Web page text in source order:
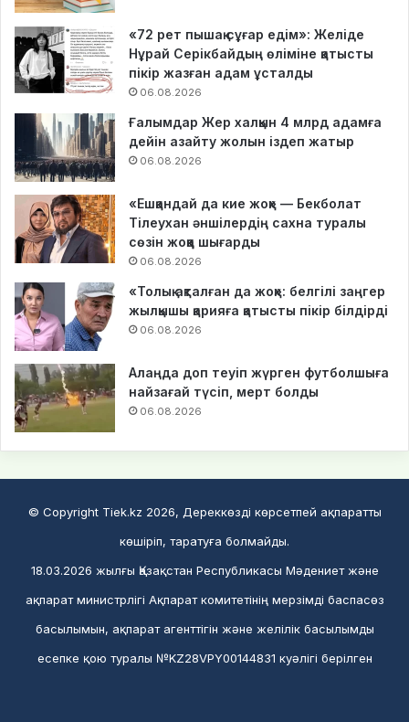
«72 рет пышақ сұғар едім»: Желіде
Нұрай Серікбайдың өліміне қатысты
пікір жазған адам ұсталды
06.08.2026
Ғалымдар Жер халқын 4 млрд адамға
дейін азайту жолын іздеп жатыр
06.08.2026
«Ешқандай да кие жоқ» — Бекболат
Тілеухан әншілердің сахна туралы
сөзін жоққа шығарды
06.08.2026
«Толық ақталған да жоқ»: белгілі заңгер
жылқышы қарияға қатысты пікір білдірді
06.08.2026
Алаңда доп теуіп жүрген футболшыға
найзағай түсіп, мерт болды
06.08.2026
© Copyright Tiek.kz 2026, Дереккөзді көрсетпей ақпаратты
көшіріп, таратуға болмайды.
18.03.2026 жылғы Қазақстан Республикасы Мәдениет және
ақпарат министрлігі Ақпарат комитетінің мерзімді баспасөз
басылымын, ақпарат агенттігін және желілік басылымды
есепке қою туралы №KZ28VPY00144831 куәлігі берілген